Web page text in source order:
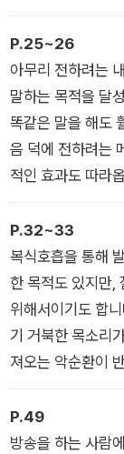
개할 때 등 다양한
수월하게 앞으로
이 책은 그런 관문
쓰였습니다. 이 책
나 유튜브에서 본
발표를 앞두었거
들일 거라고 생각
실행할 수 있는 최
_ ‘프롤로그’ 중에서
P.25~26
아무리 전하려는
말하는 목적을 달
똑같은 말을 해도
음 덕에 전하려는
적인 효과도 따라
연예인 중 특히 매
서현진 씨와 오나
이 매우 좋습니다.
특별한 연습 없이
발음 연습을 통해
사람들도 있습니
가깝습니다.
다행인 것은 발성
진다는 사실입니
우쳐서 체화되면
P.32~33
복식호흡을 통해
한 목적도 있지만,
위해서이기도 합
기 거북한 목소리
져오는 악순환이
물론 이 과정은 인
고 있는 건지 아닌
지지 않으니 이걸
P.49
방송을 하는 사람